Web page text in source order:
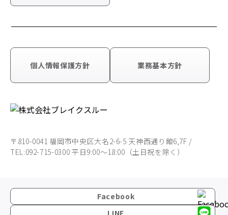
個人情報保護方針 業務基本方針
〒810-0041 福岡市中央区大名2-6-5 天神西通り館6,7F /
TEL:092-715-0300 平日9:00～18:00（土日祝を除く）
Facebook
LINE